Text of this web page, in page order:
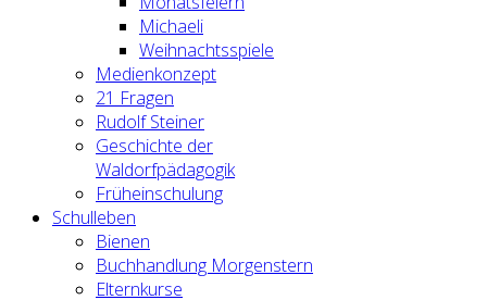
Michaeli
Weihnachtsspiele
Medienkonzept
21 Fragen
Rudolf Steiner
Geschichte der
Waldorfpädagogik
Früheinschulung
Schulleben
Bienen
Buchhandlung Morgenstern
Elternkurse